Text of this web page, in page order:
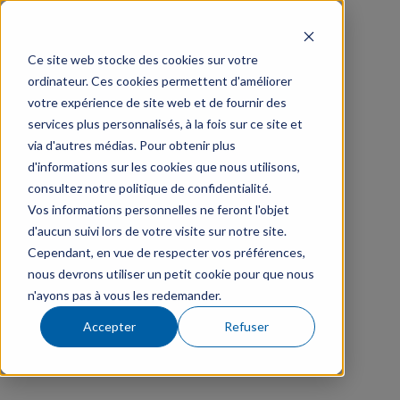
Ce site web stocke des cookies sur votre
ordinateur. Ces cookies permettent d'améliorer
votre expérience de site web et de fournir des
services plus personnalisés, à la fois sur ce site et
via d'autres médias. Pour obtenir plus
d'informations sur les cookies que nous utilisons,
consultez notre politique de confidentialité.
Vos informations personnelles ne feront l'objet
d'aucun suivi lors de votre visite sur notre site.
Cependant, en vue de respecter vos préférences,
nous devrons utiliser un petit cookie pour que nous
n'ayons pas à vous les redemander.
Accepter Refuser